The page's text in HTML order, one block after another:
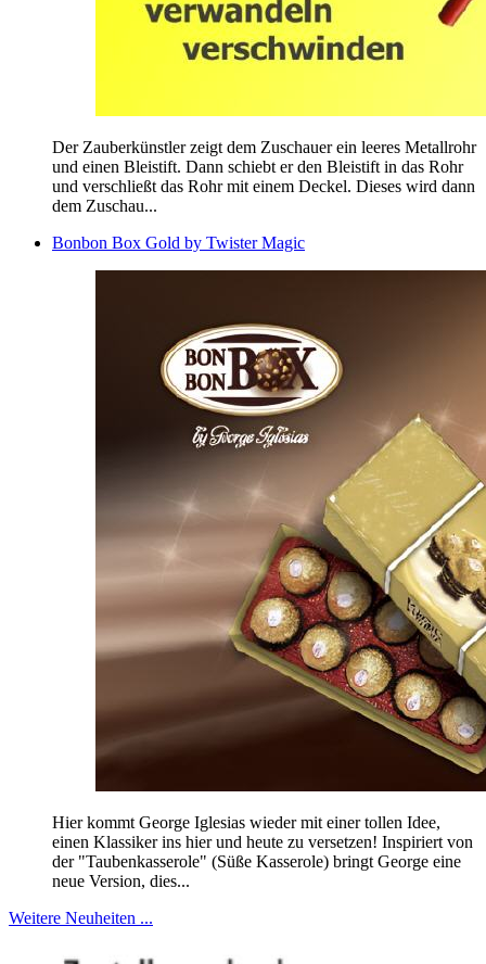
Der Zauberkünstler zeigt dem Zuschauer ein leeres Metallrohr
und einen Bleistift. Dann schiebt er den Bleistift in das Rohr
und verschließt das Rohr mit einem Deckel. Dieses wird dann
dem Zuschau...
Bonbon Box Gold by Twister Magic
Hier kommt George Iglesias wieder mit einer tollen Idee,
einen Klassiker ins hier und heute zu versetzen! Inspiriert von
der "Taubenkasserole" (Süße Kasserole) bringt George eine
neue Version, dies...
Weitere Neuheiten ...